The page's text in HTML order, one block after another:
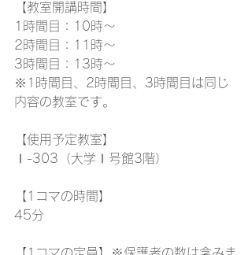
【教室開講時間】
1時間目：10時～
2時間目：11時～
3時間目：13時～
※1時間目、2時間目、3時間目は同じ
内容の教室です。
【使用予定教室】
Ⅰ-303 （大学Ⅰ号館3階）
【1コマの時間】
45分